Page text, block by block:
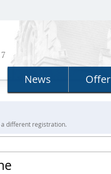
News Offer
different registration.